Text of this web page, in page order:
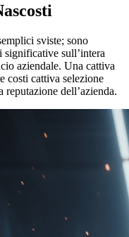
sviste; sono
significative sull’intera
aziendale. Una cattiva
costi cattiva selezione
dell’azienda.